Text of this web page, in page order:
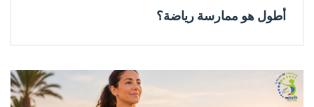
أطول هو ممارسة رياضة؟